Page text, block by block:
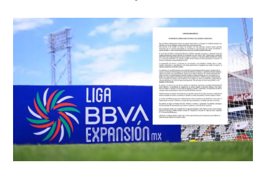
ETIQUETADO: Destacadas Los Angeles Dodgers
Major League Baseball MLB Yoshinobu Yamamoto